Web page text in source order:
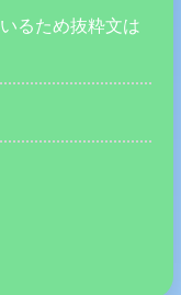
るため抜粋文は